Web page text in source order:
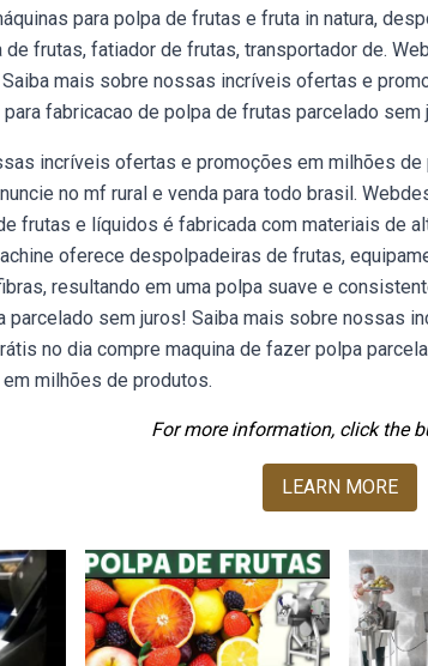
para polpa de frutas e fruta in natura,
frutas, fatiador de frutas, transportador de.
mais sobre nossas incríveis ofertas e
fabricacao de polpa de frutas parcelado sem
incríveis ofertas e promoções em milhões
no mf rural e venda para todo brasil.
frutas e líquidos é fabricada com materiais de
oferece despolpadeiras de frutas,
resultando em uma polpa suave e
parcelado sem juros! Saiba mais sobre nossas
no dia compre maquina de fazer polpa
milhões de produtos.
For more information, click the
LEARN MORE